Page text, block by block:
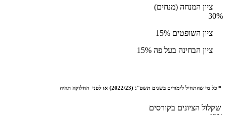
ציון המנחה (מנחים)
30%
ציון השופטים 15%
ציון הבחינה בעל פה 15%
* כל מי שהתחיל לימודים בשנים תשפ"ג (2022/23) או לפני החלוקה תהיה
שקלול הציונים בקורסים